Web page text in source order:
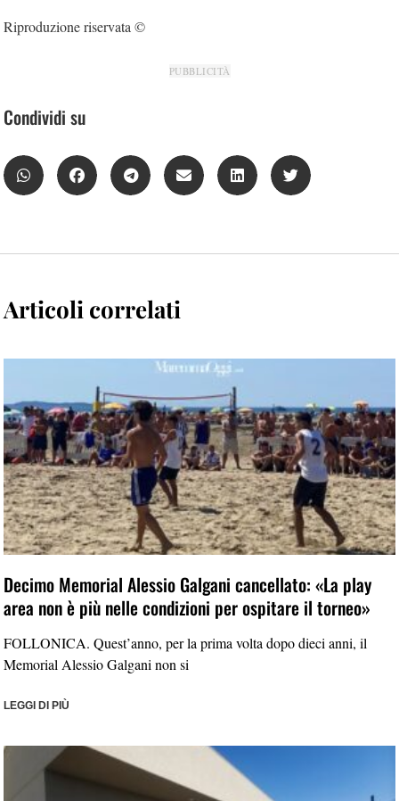
Riproduzione riservata ©
PUBBLICITÀ
Condividi su
Articoli correlati
Decimo Memorial Alessio Galgani cancellato: «La play
area non è più nelle condizioni per ospitare il torneo»
FOLLONICA. Quest’anno, per la prima volta dopo dieci anni, il
Memorial Alessio Galgani non si
LEGGI DI PIÙ